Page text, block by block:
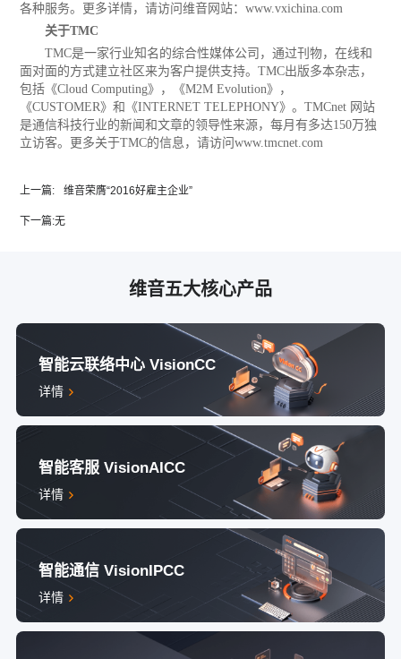
各种服务。更多详情，请访问维音网站：www.vxichina.com
关于TMC
TMC是一家行业知名的综合性媒体公司，通过刊物，在线和
面对面的方式建立社区来为客户提供支持。TMC出版多本杂志，
包括《Cloud Computing》，《M2M Evolution》，
《CUSTOMER》和《INTERNET TELEPHONY》。TMCnet 网站
是通信科技行业的新闻和文章的领导性来源，每月有多达150万独
立访客。更多关于TMC的信息，请访问www.tmcnet.com
上一篇: 维音荣膺“2016好雇主企业”
下一篇:无
维音五大核心产品
智能云联络中心 VisionCC
详情
智能客服 VisionAICC
详情
智能通信 VisionIPCC
详情